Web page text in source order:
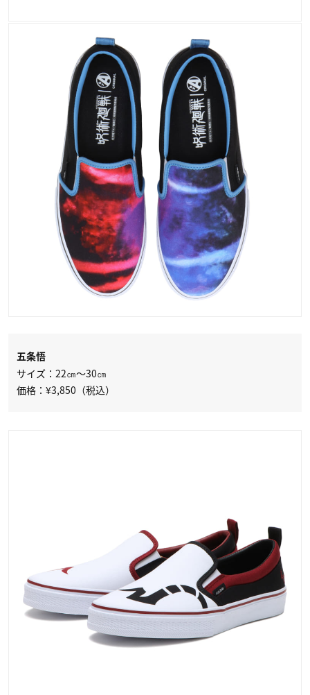
五条悟
サイズ：22㎝～30㎝
価格：¥3,850（税込）